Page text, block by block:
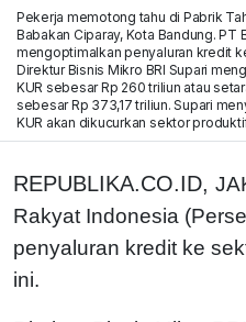
Pekerja memotong tahu di Pabrik
Babakan Ciparay, Kota Bandung.
mengoptimalkan penyaluran kredit
Direktur Bisnis Mikro BRI Supari
KUR sebesar Rp 260 triliun atau
sebesar Rp 373,17 triliun. Supari
KUR akan dikucurkan sektor
REPUBLIKA.CO.ID,
Rakyat Indonesia
penyaluran kredit ke
ini.